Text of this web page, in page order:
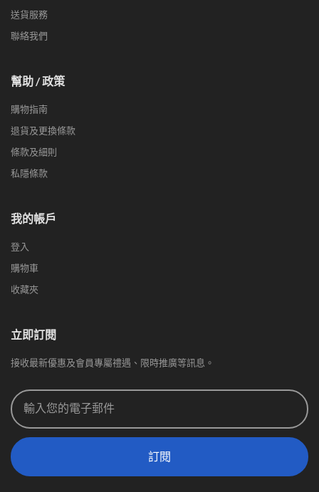
送貨服務
聯絡我們
幫助 / 政策
購物指南
退貨及更換條款
條款及細則
私隱條款
我的帳戶
登入
購物車
收藏夾
立即訂閱
接收最新優惠及會員專屬禮遇、限時推廣等訊息。
訂閱